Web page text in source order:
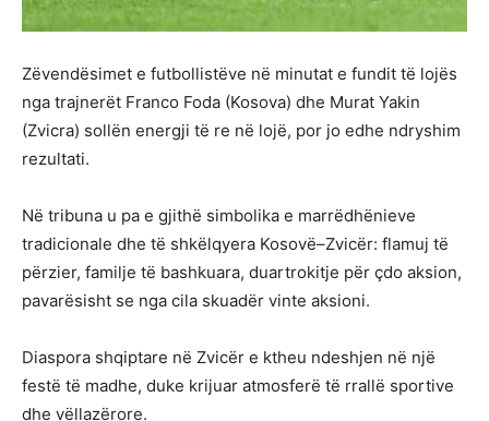
Zëvendësimet e futbollistëve në minutat e fundit të lojës
nga trajnerët Franco Foda (Kosova) dhe Murat Yakin
(Zvicra) sollën energji të re në lojë, por jo edhe ndryshim
rezultati.
Në tribuna u pa e gjithë simbolika e marrëdhënieve
tradicionale dhe të shkëlqyera Kosovë–Zvicër: flamuj të
përzier, familje të bashkuara, duartrokitje për çdo aksion,
pavarësisht se nga cila skuadër vinte aksioni.
Diaspora shqiptare në Zvicër e ktheu ndeshjen në një
festë të madhe, duke krijuar atmosferë të rrallë sportive
dhe vëllazërore.